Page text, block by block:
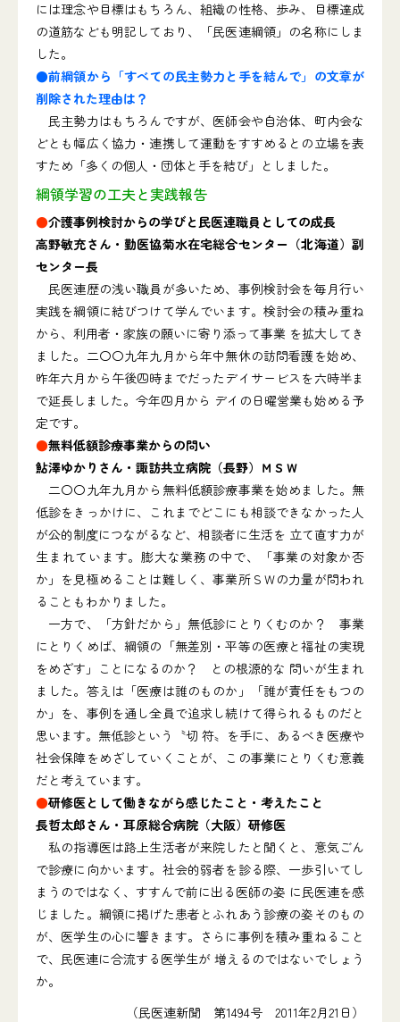
には理念や目標はもちろん、組織の性格、歩み、目標達成
の道筋なども明記しており、「民医連綱領」の名称にしま
した。
●前綱領から「すべての民主勢力と手を結んで」の文章が
削除された理由は？
民主勢力はもちろんですが、医師会や自治体、町内会な
どとも幅広く協力・連携して運動をすすめるとの立場を表
すため「多くの個人・団体と手を結び」としました。
綱領学習の工夫と実践報告
●介護事例検討からの学びと民医連職員としての成長
高野敏充さん・勤医協菊水在宅総合センター（北海道）副
センター長
民医連歴の浅い職員が多いため、事例検討会を毎月行い
実践を綱領に結びつけて学んでいます。検討会の積み重ね
から、利用者・家族の願いに寄り添って事業 を拡大してき
ました。二〇〇九年九月から年中無休の訪問看護を始め、
昨年六月から午後四時までだったデイサービスを六時半ま
で延長しました。今年四月から デイの日曜営業も始める予
定です。
●無料低額診療事業からの問い
鮎澤ゆかりさん・諏訪共立病院（長野）ＭＳＷ
二〇〇九年九月から無料低額診療事業を始めました。無
低診をきっかけに、これまでどこにも相談できなかった人
が公的制度につながるなど、相談者に生活を 立て直す力が
生まれています。膨大な業務の中で、「事業の対象か否
か」を見極めることは難しく、事業所ＳＷの力量が問われ
ることもわかりました。
一方で、「方針だから」無低診にとりくむのか？ 事業
にとりくめば、綱領の「無差別・平等の医療と福祉の実現
をめざす」ことになるのか？ との根源的な 問いが生まれ
ました。答えは「医療は誰のものか」「誰が責任をもつの
か」を、事例を通し全員で追求し続けて得られるものだと
思います。無低診という〝切 符〟を手に、あるべき医療や
社会保障をめざしていくことが、この事業にとりくむ意義
だと考えています。
●研修医として働きながら感じたこと・考えたこと
長哲太郎さん・耳原総合病院（大阪）研修医
私の指導医は路上生活者が来院したと聞くと、意気ごん
で診療に向かいます。社会的弱者を診る際、一歩引いてし
まうのではなく、すすんで前に出る医師の姿 に民医連を感
じました。綱領に掲げた患者とふれあう診療の姿そのもの
が、医学生の心に響きます。さらに事例を積み重ねること
で、民医連に合流する医学生が 増えるのではないでしょう
か。
（民医連新聞 第1494号 2011年2月21日）